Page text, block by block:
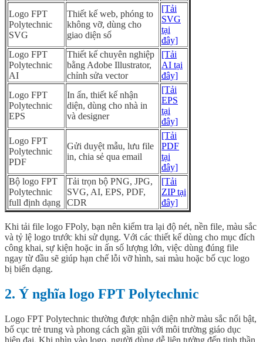
Logo FPT
Polytechnic
SVG
Thiết kế web, phóng to
không vỡ, dùng cho
giao diện số
[Tải
SVG
tại
đây]
Logo FPT
Polytechnic
AI
Thiết kế chuyên nghiệp
bằng Adobe Illustrator,
chỉnh sửa vector
[Tải
AI tại
đây]
Logo FPT
Polytechnic
EPS
In ấn, thiết kế nhận
diện, dùng cho nhà in
và designer
[Tải
EPS
tại
đây]
Logo FPT
Polytechnic
PDF
Gửi duyệt mẫu, lưu file
in, chia sẻ qua email
[Tải
PDF
tại
đây]
Bộ logo FPT
Polytechnic
full định dạng
Tải trọn bộ PNG, JPG,
SVG, AI, EPS, PDF,
CDR
[Tải
ZIP tại
đây]
Khi tải file logo FPoly, bạn nên kiểm tra lại độ nét, nền file, màu sắc
và tỷ lệ logo trước khi sử dụng. Với các thiết kế dùng cho mục đích
công khai, sự kiện hoặc in ấn số lượng lớn, việc dùng đúng file
ngay từ đầu sẽ giúp hạn chế lỗi vỡ hình, sai màu hoặc bố cục logo
bị biến dạng.
2. Ý nghĩa logo FPT Polytechnic
Logo FPT Polytechnic thường được nhận diện nhờ màu sắc nổi bật,
bố cục trẻ trung và phong cách gần gũi với môi trường giáo dục
hiện đại. Khi nhìn vào logo, người dùng dễ liên tưởng đến tinh thần